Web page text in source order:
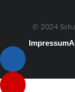
© 2024
Impressum
Listenelement #1